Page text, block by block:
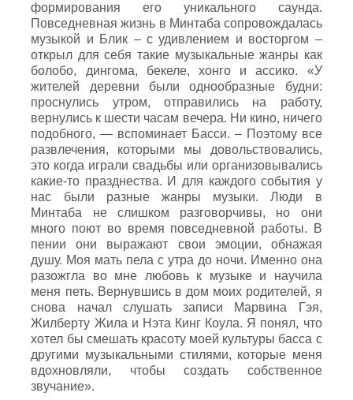
формирования его уникального саунда.
Повседневная жизнь в Минтаба сопровождалась
музыкой и Блик – с удивлением и восторгом –
открыл для себя такие музыкальные жанры как
болобо, дингома, бекеле, хонго и ассико. «У
жителей деревни были однообразные будни:
проснулись утром, отправились на работу,
вернулись к шести часам вечера. Ни кино, ничего
подобного, — вспоминает Басси. – Поэтому все
развлечения, которыми мы довольствовались,
это когда играли свадьбы или организовывались
какие-то празднества. И для каждого события у
нас были разные жанры музыки. Люди в
Минтаба не слишком разговорчивы, но они
много поют во время повседневной работы. В
пении они выражают свои эмоции, обнажая
душу. Моя мать пела с утра до ночи. Именно она
разожгла во мне любовь к музыке и научила
меня петь. Вернувшись в дом моих родителей, я
снова начал слушать записи Марвина Гэя,
Жилберту Жила и Нэта Кинг Коула. Я понял, что
хотел бы смешать красоту моей культуры басса с
другими музыкальными стилями, которые меня
вдохновляли, чтобы создать собственное
звучание».